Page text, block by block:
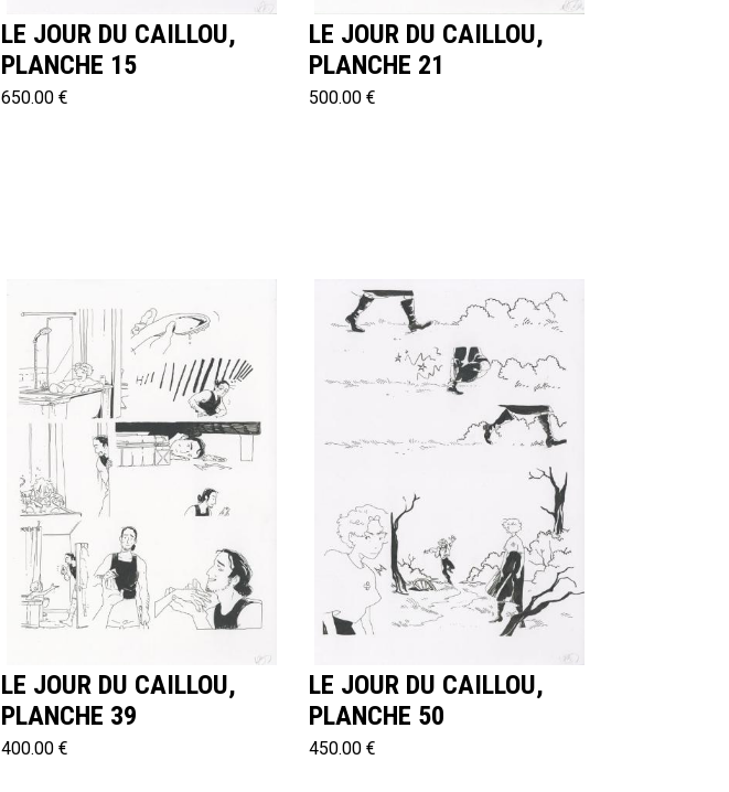
LE JOUR DU CAILLOU,
PLANCHE 15
650.00 €
LE JOUR DU CAILLOU,
PLANCHE 21
500.00 €
LE JOUR DU CAILLOU,
PLANCHE 39
400.00 €
LE JOUR DU CAILLOU,
PLANCHE 50
450.00 €